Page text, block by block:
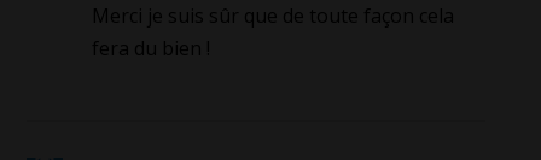
Merci je suis sûr que de toute façon cela
fera du bien !